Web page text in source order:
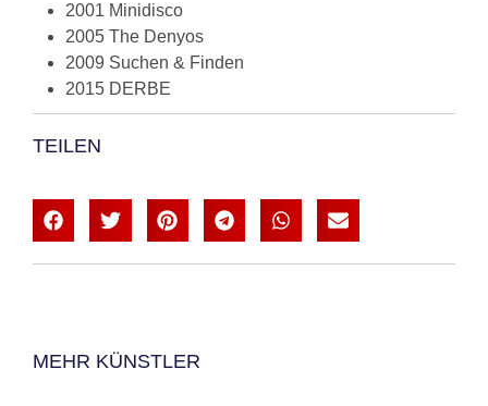
2001 Minidisco
2005 The Denyos
2009 Suchen & Finden
2015 DERBE
TEILEN
MEHR KÜNSTLER